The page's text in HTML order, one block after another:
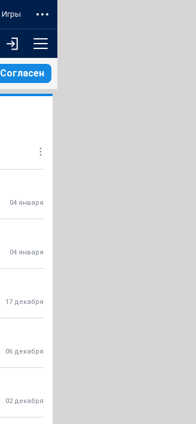
Игры
Согласен
04 января
04 января
17 декабря
06 декабря
02 декабря